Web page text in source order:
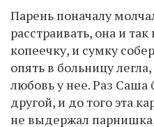
Парень поначалу
расстраивать, она и
копеечку, и сумку
опять в больницу
любовь у нее. Раз Саша
другой, и до того эта
не выдержал